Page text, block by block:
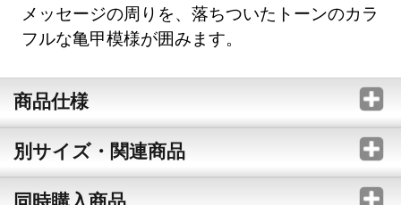
メッセージの周りを、落ちついたトーンのカラ
フルな亀甲模様が囲みます。
商品仕様
別サイズ・関連商品